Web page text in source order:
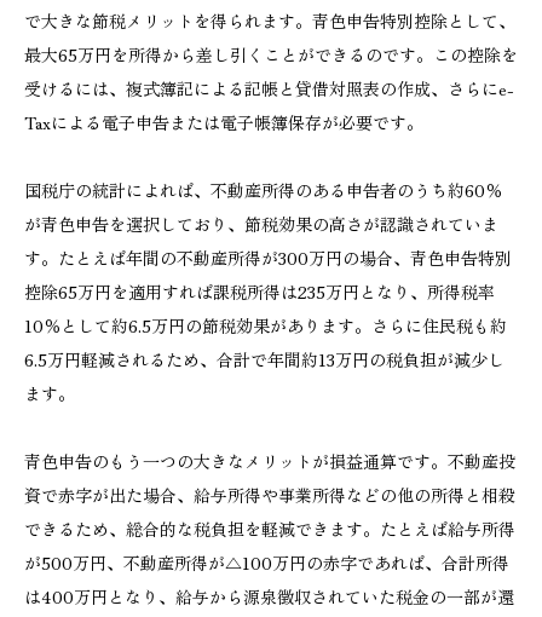
で大きな節税メリットを得られます。青色申告特別控除として、
最大65万円を所得から差し引くことができるのです。この控除を
受けるには、複式簿記による記帳と貸借対照表の作成、さらにe-
Taxによる電子申告または電子帳簿保存が必要です。
国税庁の統計によれば、不動産所得のある申告者のうち約60％
が青色申告を選択しており、節税効果の高さが認識されていま
す。たとえば年間の不動産所得が300万円の場合、青色申告特別
控除65万円を適用すれば課税所得は235万円となり、所得税率
10％として約6.5万円の節税効果があります。さらに住民税も約
6.5万円軽減されるため、合計で年間約13万円の税負担が減少し
ます。
青色申告のもう一つの大きなメリットが損益通算です。不動産投
資で赤字が出た場合、給与所得や事業所得などの他の所得と相殺
できるため、総合的な税負担を軽減できます。たとえば給与所得
が500万円、不動産所得が△100万円の赤字であれば、合計所得
は400万円となり、給与から源泉徴収されていた税金の一部が還